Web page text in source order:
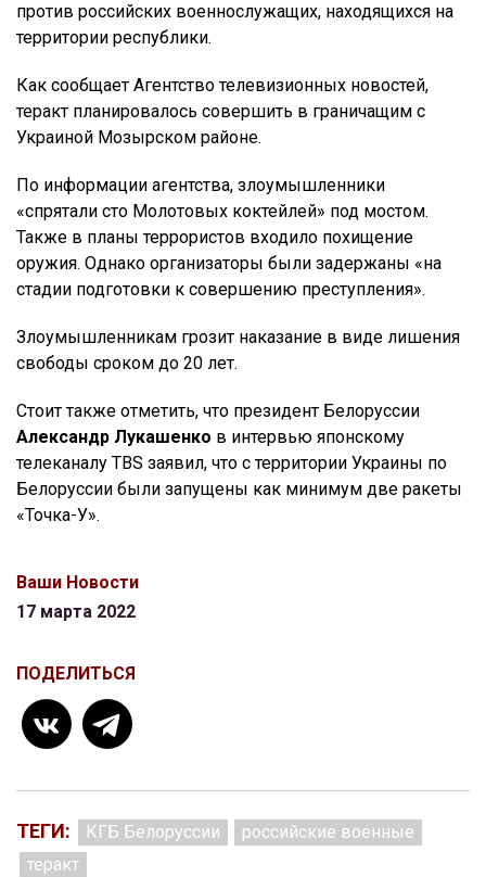
против российских военнослужащих, находящихся на
территории республики.
Как сообщает Агентство телевизионных новостей,
теракт планировалось совершить в граничащим с
Украиной Мозырском районе.
По информации агентства, злоумышленники
«спрятали сто Молотовых коктейлей» под мостом.
Также в планы террористов входило похищение
оружия. Однако организаторы были задержаны «на
стадии подготовки к совершению преступления».
Злоумышленникам грозит наказание в виде лишения
свободы сроком до 20 лет.
Стоит также отметить, что президент Белоруссии
Александр Лукашенко в интервью японскому
телеканалу TBS заявил, что с территории Украины по
Белоруссии были запущены как минимум две ракеты
«Точка-У».
Ваши Новости
17 марта 2022
ПОДЕЛИТЬСЯ
ТЕГИ: КГБ Белоруссии
российские военные
теракт